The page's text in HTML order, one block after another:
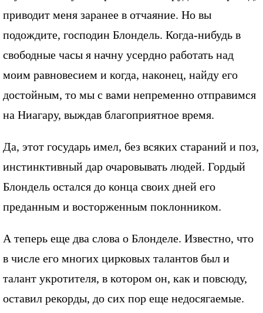
приводит меня заранее в отчаяние. Но вы
подождите, господин Блондель. Когда-нибудь в
свободные часы я начну усердно работать над
моим равновесием и когда, наконец, найду его
достойным, то мы с вами непременно отправимся
на Ниагару, выждав благоприятное время.
Да, этот государь имел, без всяких стараний и поз,
инстинктивный дар очаровывать людей. Гордый
Блондель остался до конца своих дней его
преданным и восторженным поклонником.
А теперь еще два слова о Блонделе. Известно, что
в числе его многих цирковых талантов был и
талант укротителя, в котором он, как и повсюду,
оставил рекорды, до сих пор еще недосягаемые.